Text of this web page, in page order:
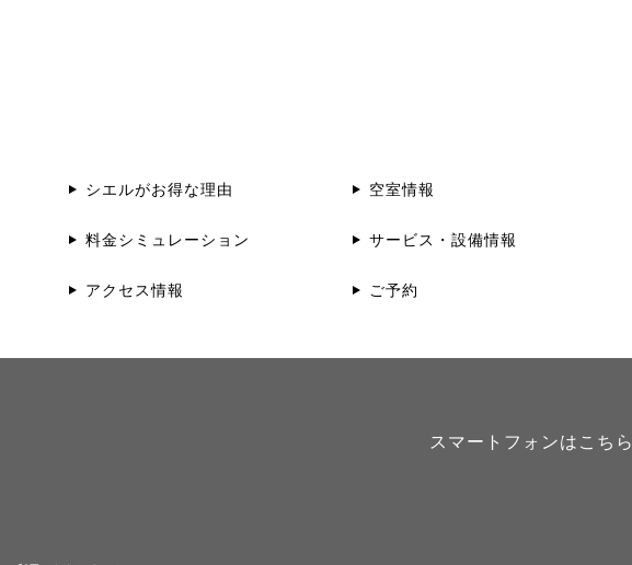
シエルがお得な理由 空室情報
料金シミュレーション サービス・設備情報
アクセス情報 ご予約
スマートフォンはこちら